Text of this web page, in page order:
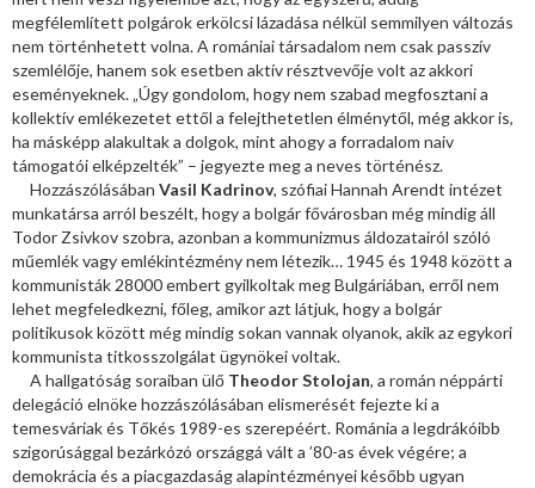
megfélemlített polgárok erkölcsi lázadása nélkül semmilyen változás
nem történhetett volna. A romániai társadalom nem csak passzív
szemlélője, hanem sok esetben aktív résztvevője volt az akkori
eseményeknek. „Úgy gondolom, hogy nem szabad megfosztani a
kollektív emlékezetet ettől a felejthetetlen élménytől, még akkor is,
ha másképp alakultak a dolgok, mint ahogy a forradalom naiv
támogatói elképzelték” – jegyezte meg a neves történész.
Hozzászólásában Vasil Kadrinov, szófiai Hannah Arendt intézet
munkatársa arról beszélt, hogy a bolgár fővárosban még mindig áll
Todor Zsivkov szobra, azonban a kommunizmus áldozatairól szóló
műemlék vagy emlékintézmény nem létezik… 1945 és 1948 között a
kommunisták 28000 embert gyilkoltak meg Bulgáriában, erről nem
lehet megfeledkezni, főleg, amikor azt látjuk, hogy a bolgár
politikusok között még mindig sokan vannak olyanok, akik az egykori
kommunista titkosszolgálat ügynökei voltak.
A hallgatóság soraiban ülő Theodor Stolojan, a román néppárti
delegáció elnöke hozzászólásában elismerését fejezte ki a
temesváriak és Tőkés 1989-es szerepéért. Románia a legdrákóibb
szigorúsággal bezárkózó országgá vált a ’80-as évek végére; a
demokrácia és a piacgazdaság alapintézményei később ugyan